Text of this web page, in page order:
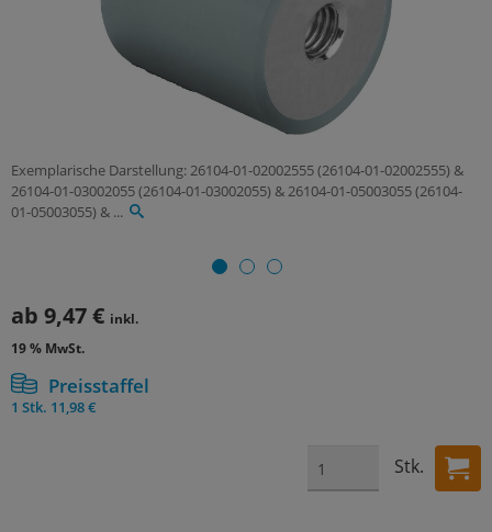
Exemplarische Darstellung: 26104-01-02002555 (26104-01-02002555) &
26104-01-03002055 (26104-01-03002055) & 26104-01-05003055 (26104-
01-05003055) & ...
ab 9,47 € inkl.
19 % MwSt.
Preisstaffel
1 Stk. 11,98 €
Stk.